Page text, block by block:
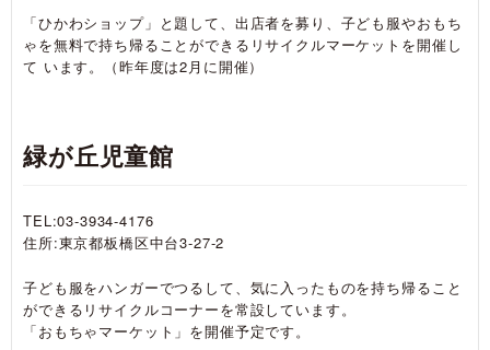
「ひかわショップ」と題して、出店者を募り、子ども服やおもち
ゃを無料で持ち帰ることができるリサイクルマーケットを開催し
て います。（昨年度は2月に開催）
緑が丘児童館
TEL:03-3934-4176
住所:東京都板橋区中台3-27-2
子ども服をハンガーでつるして、気に入ったものを持ち帰ること
ができるリサイクルコーナーを常設しています。
「おもちゃマーケット」を開催予定です。